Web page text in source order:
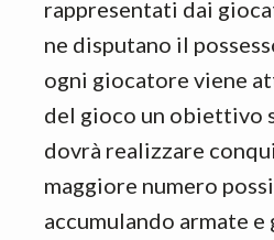
rappresentati dai
ne disputano il
ogni giocatore viene
del gioco un obiettivo
dovrà realizzare
maggiore numero
accumulando armate e